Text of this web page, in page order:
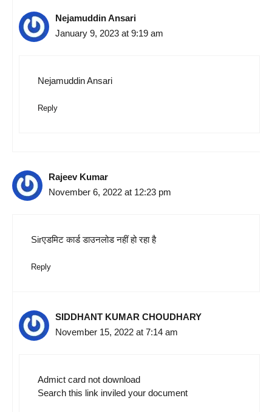
Nejamuddin Ansari
January 9, 2023 at 9:19 am
Nejamuddin Ansari
Reply
Rajeev Kumar
November 6, 2022 at 12:23 pm
Sirएडमिट कार्ड डाउनलोड नहीं हो रहा है
Reply
SIDDHANT KUMAR CHOUDHARY
November 15, 2022 at 7:14 am
Admict card not download
Search this link inviled your document